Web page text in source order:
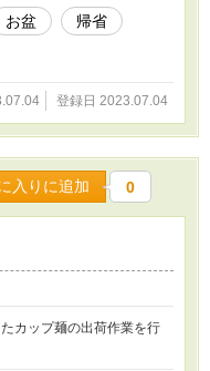
お盆
帰省
登録日 2023.07.04
入りに追加 0
カップ麺の出荷作業を行